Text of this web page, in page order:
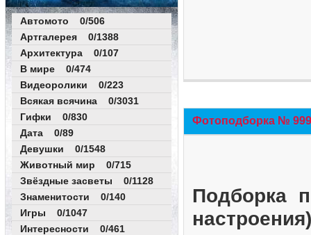
Автомото 0/506
Артгалерея 0/1388
Архитектура 0/107
В мире 0/474
Видеоролики 0/223
Всякая всячина 0/3031
Гифки 0/830
Дата 0/89
Девушки 0/1548
Животный мир 0/715
Звёздные засветы 0/1128
Знаменитости 0/140
Игры 0/1047
Интересности 0/461
Фотоподборка №
Подборка